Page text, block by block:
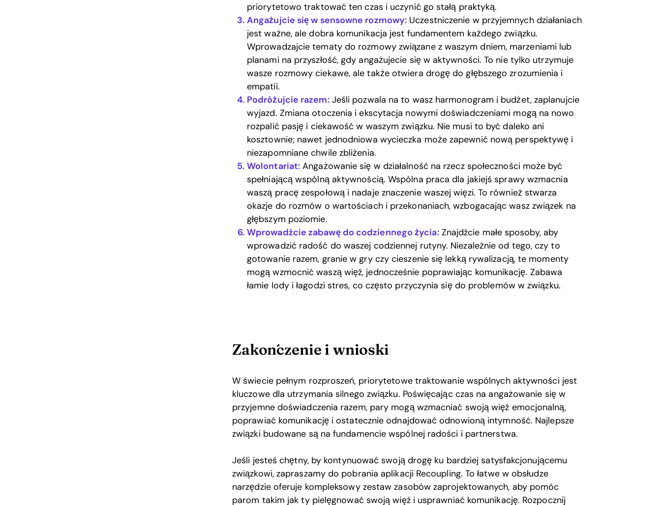
priorytetowo traktować ten czas i uczynić go stałą praktyką.
Angażujcie się w sensowne rozmowy: Uczestniczenie w przyjemnych działaniach
jest ważne, ale dobra komunikacja jest fundamentem każdego związku.
Wprowadzajcie tematy do rozmowy związane z waszym dniem, marzeniami lub
planami na przyszłość, gdy angażujecie się w aktywności. To nie tylko utrzymuje
wasze rozmowy ciekawe, ale także otwiera drogę do głębszego zrozumienia i
empatii.
Podróżujcie razem:Jeśli pozwala na to wasz harmonogram i budżet, zaplanujcie
wyjazd. Zmiana otoczenia i ekscytacja nowymi doświadczeniami mogą na nowo
rozpalić pasję i ciekawość w waszym związku. Nie musi to być daleko ani
kosztownie; nawet jednodniowa wycieczka może zapewnić nową perspektywę i
niezapomniane chwile zbliżenia.
Wolontariat: Angażowanie się w działalność na rzecz społeczności może być
spełniającą wspólną aktywnością. Wspólna praca dla jakiejś sprawy wzmacnia
waszą pracę zespołową i nadaje znaczenie waszej więzi. To również stwarza
okazje do rozmów o wartościach i przekonaniach, wzbogacając wasz związek na
głębszym poziomie.
Wprowadźcie zabawę do codziennego życia:Znajdźcie małe sposoby, aby
wprowadzić radość do waszej codziennej rutyny. Niezależnie od tego, czy to
gotowanie razem, granie w gry czy cieszenie się lekką rywalizacją, te momenty
mogą wzmocnić waszą więź, jednocześnie poprawiając komunikację. Zabawa
łamie lody i łagodzi stres, co często przyczynia się do problemów w związku.
Zakończenie i wnioski
W świecie pełnym rozproszeń, priorytetowe traktowanie wspólnych aktywności jest
kluczowe dla utrzymania silnego związku. Poświęcając czas na angażowanie się w
przyjemne doświadczenia razem, pary mogą wzmacniać swoją więź emocjonalną,
poprawiać komunikację i ostatecznie odnajdować odnowioną intymność. Najlepsze
związki budowane są na fundamencie wspólnej radości i partnerstwa.
Jeśli jesteś chętny, by kontynuować swoją drogę ku bardziej satysfakcjonującemu
związkowi, zapraszamy do pobrania aplikacji Recoupling. To łatwe w obsłudze
narzędzie oferuje kompleksowy zestaw zasobów zaprojektowanych, aby pomóc
parom takim jak ty pielęgnować swoją więź i usprawniać komunikację. Rozpocznij